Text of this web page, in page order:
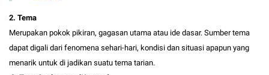
2. Tema
Merupakan pokok pikiran, gagasan utama atau ide dasar. Sumber tema
dapat digali dari fenomena sehari-hari, kondisi dan situasi apapun yang
menarik untuk di jadikan suatu tema tarian.